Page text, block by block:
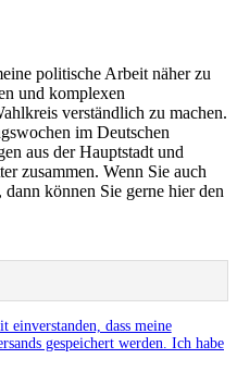
politische Arbeit näher zu
und komplexen
verständlich zu machen.
im Deutschen
aus der Hauptstadt und
zusammen. Wenn Sie auch
können Sie gerne hier den
dass meine
gespeichert werden. Ich habe